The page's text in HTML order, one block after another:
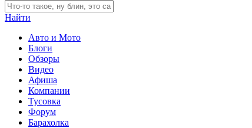
Найти
Авто и Мото
Блоги
Обзоры
Видео
Афиша
Компании
Тусовка
Форум
Барахолка